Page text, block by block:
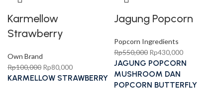
Karmellow
Strawberry
Own Brand
Rp100,000 Rp80,000
KARMELLOW STRAWBERRY
Jagung Popcorn
Popcorn Ingredients
Rp550,000 Rp430,000
JAGUNG POPCORN
MUSHROOM DAN
POPCORN BUTTERFLY